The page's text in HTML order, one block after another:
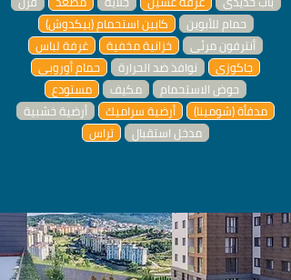
كابين استحمام (بيكدوش)
حمام للأبوين
غرفة لباس
خزانية مخفية
أنترفون مرئي
حمام أوروبي
نوافذ ضد الحرارة
جاكوزي
مستودع
مكيف
حوض الاستحمام
أرضية خشبية
أرضية سراميك
مدفأة (شومينا)
تراس
مدخل استقبال